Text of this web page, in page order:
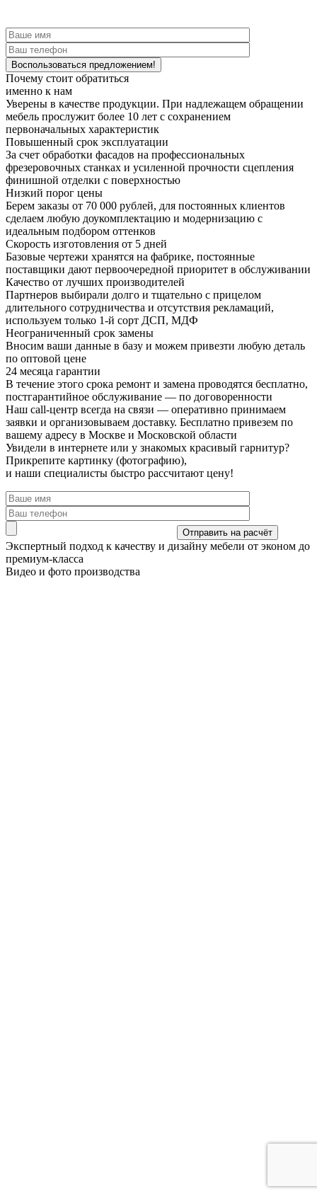
Почему стоит обратиться
именно к нам
Уверены в качестве продукции. При надлежащем обращении
мебель прослужит более 10 лет с сохранением
первоначальных характеристик
Повышенный срок эксплуатации
За счет обработки фасадов на профессиональных
фрезеровочных станках и усиленной прочности сцепления
финишной отделки с поверхностью
Низкий порог цены
Берем заказы от 70 000 рублей, для постоянных клиентов
сделаем любую доукомплектацию и модернизацию с
идеальным подбором оттенков
Скорость изготовления от 5 дней
Базовые чертежи хранятся на фабрике, постоянные
поставщики дают первоочередной приоритет в обслуживании
Качество от лучших производителей
Партнеров выбирали долго и тщательно с прицелом
длительного сотрудничества и отсутствия рекламаций,
используем только 1-й сорт ДСП, МДФ
Неограниченный срок замены
Вносим ваши данные в базу и можем привезти любую деталь
по оптовой цене
24 месяца гарантии
В течение этого срока ремонт и замена проводятся бесплатно,
постгарантийное обслуживание — по договоренности
Наш call-центр всегда на связи — оперативно принимаем
заявки и организовываем доставку. Бесплатно привезем по
вашему адресу в Москве и Московской области
Увидели в интернете или у знакомых красивый гарнитур?
Прикрепите картинку (фотографию),
и наши специалисты быстро рассчитают цену!
Экспертный подход к качеству и дизайну мебели от эконом до
премиум-класса
Видео и фото производства